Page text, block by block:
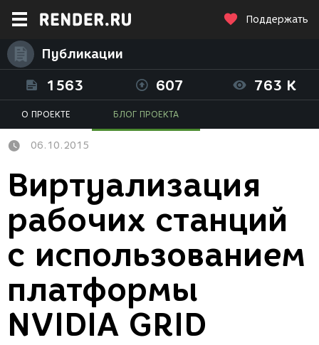
Поддержать
Публикации
1563 607 763 K
О ПРОЕКТЕ БЛОГ ПРОЕКТА
06.10.2015
Виртуализация
рабочих станций
с использованием
платформы
NVIDIA GRID